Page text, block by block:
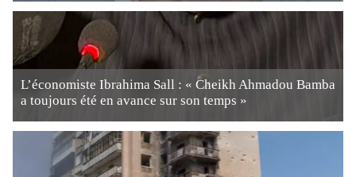
L’économiste Ibrahima Sall : « Cheikh Ahmadou Bamba
a toujours été en avance sur son temps »